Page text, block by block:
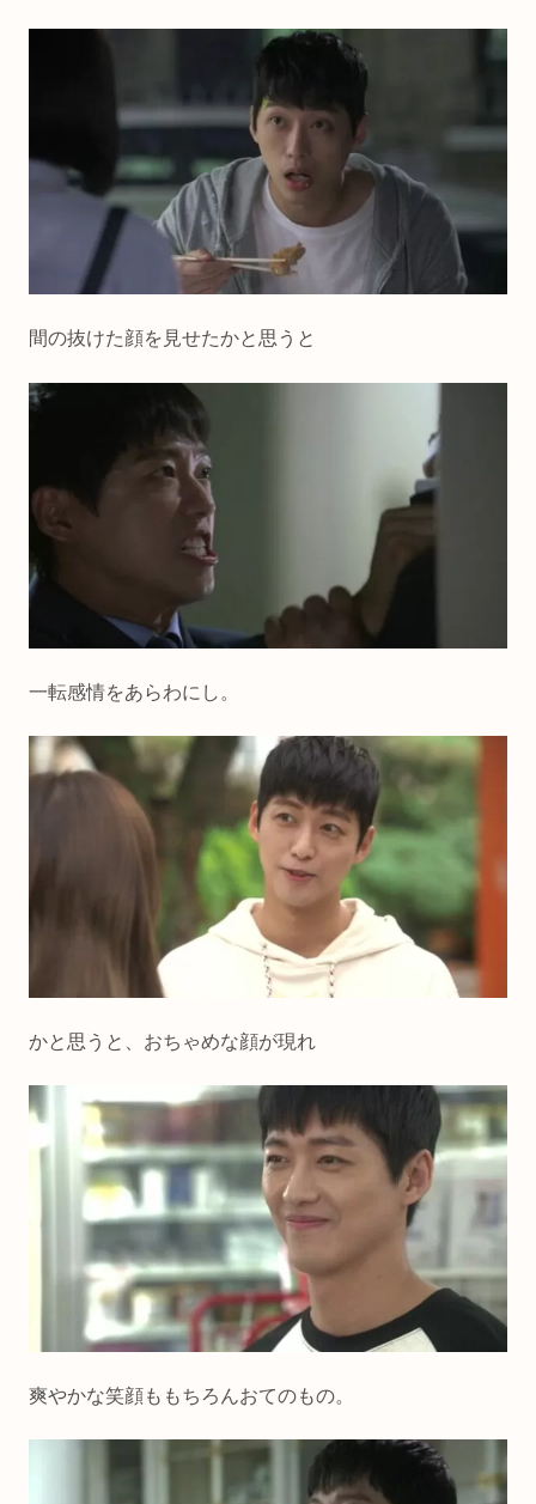
間の抜けた顔を見せたかと思うと
一転感情をあらわにし。
かと思うと、おちゃめな顔が現れ
爽やかな笑顔ももちろんおてのもの。